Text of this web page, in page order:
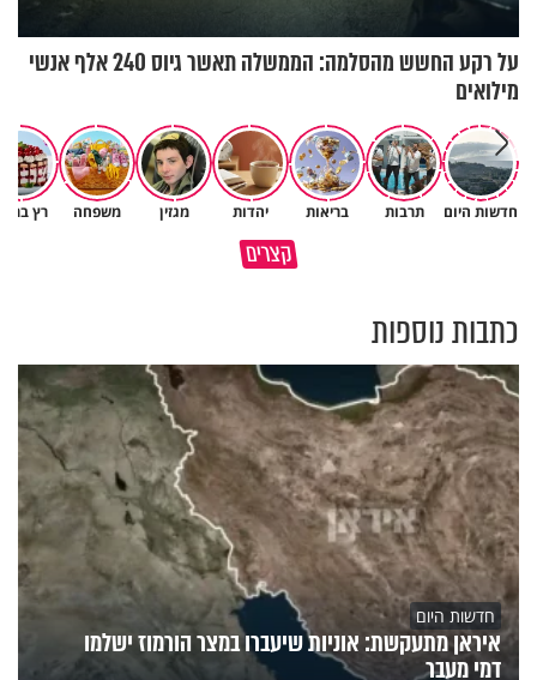
על רקע החשש מהסלמה: הממשלה תאשר גיוס 240 אלף אנשי
מילואים
חדשות היום תרבות בריאות יהדות מגזין משפחה רץ
קצרים
האם אפשר להפוך קללה
כתבות נוספות
חדשות היום
איראן מתעקשת: אוניות שיעברו במצר הורמוז ישלמו
דמי מעבר